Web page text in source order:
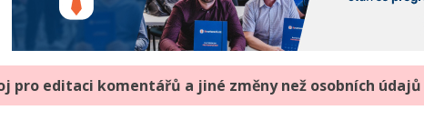
pro editaci komentářů a jiné změny než osobních údajů